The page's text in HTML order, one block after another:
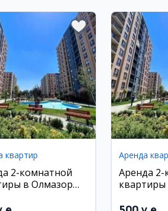
квартир
2-комнатной
в Олмазор
Аренда
Аренда